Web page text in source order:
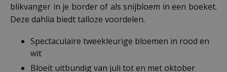
blikvanger in je border of als snijbloem in een boeket.
Deze dahlia biedt talloze voordelen.
Spectaculaire tweekleurige bloemen in rood en
wit
Bloeit uitbundig van juli tot en met oktober